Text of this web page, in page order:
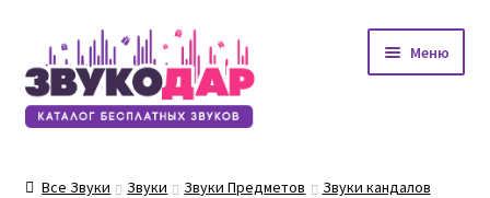
Перейти
к
навигации
Перейти
к
содержимому
Меню
Все Звуки Звуки Звуки Предметов Звуки кандалов